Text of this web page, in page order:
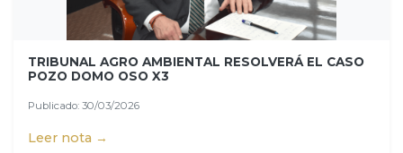
TRIBUNAL AGRO AMBIENTAL RESOLVERÁ EL CASO
POZO DOMO OSO X3
Publicado: 30/03/2026
Leer nota →